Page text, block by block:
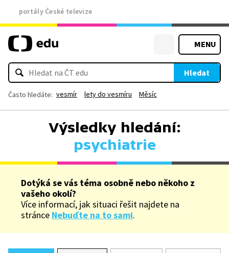
portály České televize
MENU
Hledat
Často hledáte: vesmír lety do vesmíru Měsíc
Výsledky hledání:
psychiatrie
Dotýká se vás téma osobně nebo někoho z
vašeho okolí?
Více informací, jak situaci řešit najdete na
stránce Nebuďte na to sami.